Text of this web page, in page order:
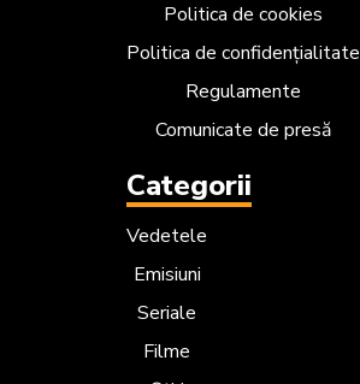
Politica de cookies
Politica de confidențialitate
Regulamente
Comunicate de presă
Categorii
Vedetele
Emisiuni
Seriale
Filme